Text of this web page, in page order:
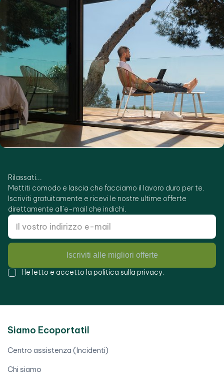
Rilassati...
Mettiti comodo e lascia che facciamo il lavoro duro per te.
Iscriviti gratuitamente e ricevi le nostre ultime offerte
direttamente all’e-mail che indichi.
Iscriviti alle migliori offerte
He letto e accetto la politica sulla privacy.
Siamo Ecoportatil
Centro assistenza (Incidenti)
Chi siamo